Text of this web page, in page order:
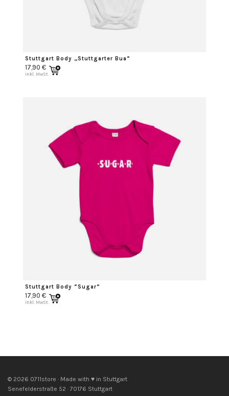
Stuttgart Body „Stuttgarter Bua“
17,90 €
inkl. MwSt.
Stuttgart Body “Sugar”
17,90 €
inkl. MwSt.
© 2026 0711store · Made with ♥ in Stuttgart
Senefelderstraße 52 · 70176 Stuttgart